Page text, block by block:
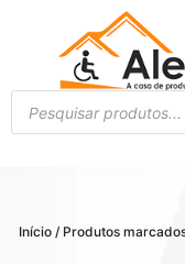
Início / Produtos marcados